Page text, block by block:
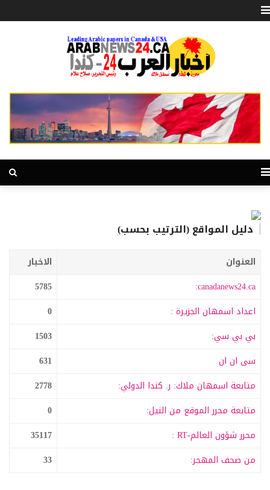
دليل المواقع (الترتيب بحسب)
العنوان
الاخبار
canadanews24.ca:
5785
اعداد اسمهان الجزيرة :
0
بي بي سي:
1503
سى ان ان
631
متابعة اسمهان ملاك: ر. كندا الدولي:
2778
متابعة محرر الموقع من النيل:
0
محرر شؤون العالم-RT :
35117
من صحف المهجر:
33